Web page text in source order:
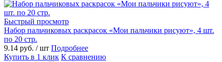
Быстрый просмотр
Набор пальчиковых раскрасок «Мои пальчики рисуют», 4 шт.
по 20 стр.
9.14 руб. / шт Подробнее
Купить в 1 клик К сравнению